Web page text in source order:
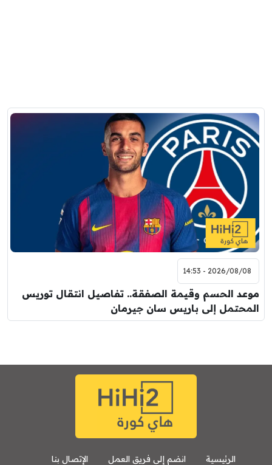
2026/08/08 - 14:53
موعد الحسم وقيمة الصفقة.. تفاصيل انتقال توريس
المحتمل إلى باريس سان جيرمان
الرئيسية انضم إلى فريق العمل الإتصال بنا